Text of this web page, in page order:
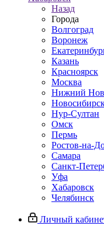
Назад
Города
Волгоград
Воронеж
Казань
Красноярск
Москва
Нижний
Нур-Султан
Омск
Пермь
Ростов-на-
Самара
Санкт-
Уфа
Хабаровск
Челябинск
Личный